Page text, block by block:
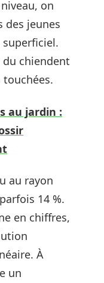
on
des jeunes
superficiel.
du chiendent
au jardin :
au rayon
14 %.
en chiffres,
À
un